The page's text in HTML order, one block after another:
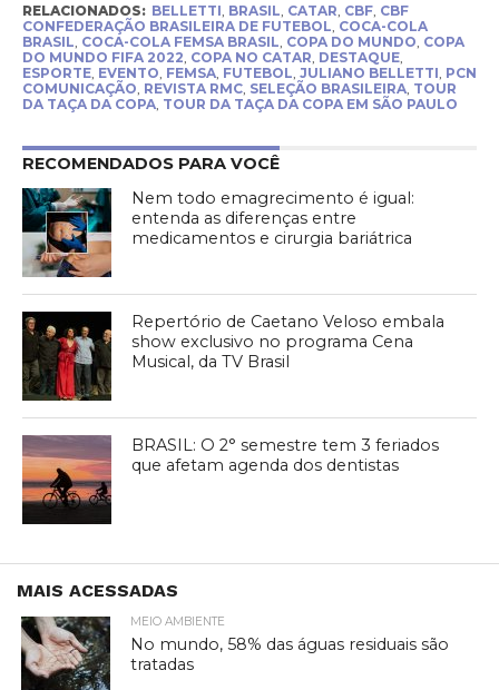
RELACIONADOS: BELLETTI BRASIL CATAR CBF, CBF
CONFEDERAÇÃO BRASILEIRA DE FUTEBOL COCA-COLA
BRASIL COCA-COLA FEMSA BRASIL COPA DO MUNDO COPA
DO MUNDO FIFA 2022 COPA NO CATAR DESTAQUE,
ESPORTE, EVENTO FEMSA, FUTEBOL JULIANO BELLETTI PCN
COMUNICAÇÃO REVISTA RMC, SELEÇÃO BRASILEIRA, TOUR
DA TAÇA DA COPA, TOUR DA TAÇA DA COPA EM SÃO PAULO
RECOMENDADOS PARA VOCÊ
Nem todo emagrecimento é igual:
entenda as diferenças entre
medicamentos e cirurgia bariátrica
Repertório de Caetano Veloso embala
show exclusivo no programa Cena
Musical, da TV Brasil
BRASIL: O 2° semestre tem 3 feriados
que afetam agenda dos dentistas
MAIS ACESSADAS
MEIO AMBIENTE
No mundo, 58% das águas residuais são
tratadas